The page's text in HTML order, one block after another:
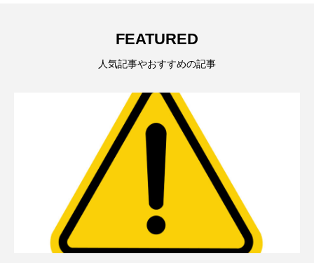
FEATURED
人気記事やおすすめの記事